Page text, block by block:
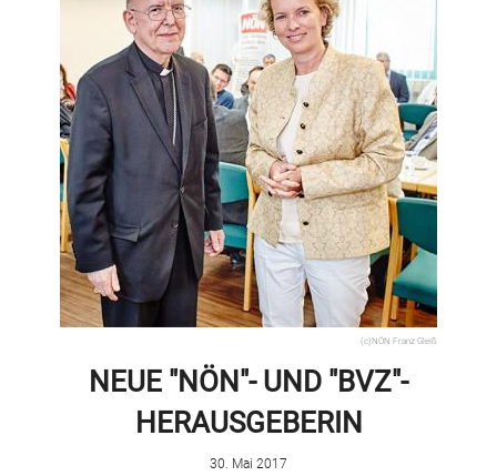
(c)NÖN Franz Gleiß
NEUE "NÖN"- UND "BVZ"-
HERAUSGEBERIN
30. Mai 2017